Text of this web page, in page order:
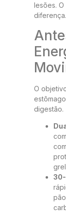
lesões.
diferença.
O
digestão.